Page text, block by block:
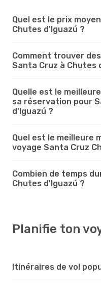
Quel est le prix
Chutes d'Iguazú ?
Comment trouver
Santa Cruz à Chutes
Quelle est le
sa réservation pour
d'Iguazú ?
Quel est le meilleure
voyage Santa Cruz
Combien de temps
Chutes d'Iguazú ?
Planifie ton
Itinéraires de vol